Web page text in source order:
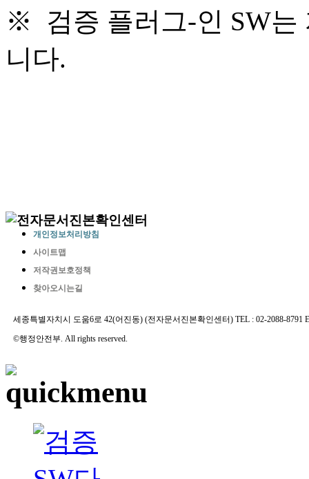
※ 검증 플러그-인 SW는
니다.
개인정보처리방침
사이트맵
저작권보호정책
찾아오시는길
세종특별자치시 도움6로 42(어진동) (전자문서진본확인센터) TEL : 02-2088-8791
©행정안전부. All rights reserved.